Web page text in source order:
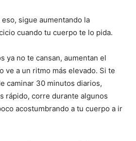
sigue aumentando la
cuando tu cuerpo te lo pida.
ya no te cansan, aumentan el
ve a un ritmo más elevado. Si te
caminar 30 minutos diarios,
rápido, corre durante algunos
acostumbrando a tu cuerpo a ir